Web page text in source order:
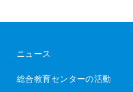
ニュース
総合教育センターの活動